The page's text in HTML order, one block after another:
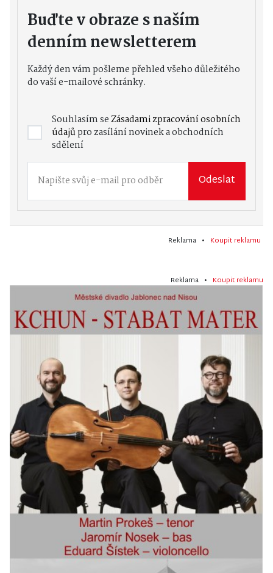
Buďte v obraze s naším
denním newsletterem
Každý den vám pošleme přehled všeho důležitého
do vaší e-mailové schránky.
Souhlasím seZásadami zpracování osobních
údajůpro zasílání novinek a obchodních
sdělení
Odeslat
Reklama • Koupit reklamu
Reklama • Koupit reklamu